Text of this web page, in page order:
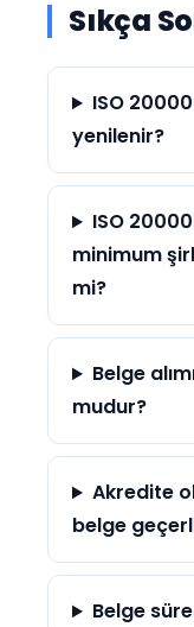
Sıkça
ISO
yenilenir?
ISO
minimum
mi?
Belge
mudur?
Akredite
belge
Belge